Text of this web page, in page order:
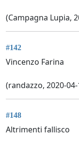
(Campagna Lupia,
#142
Vincenzo Farina
(randazzo, 2020-
#148
Altrimenti fallisco